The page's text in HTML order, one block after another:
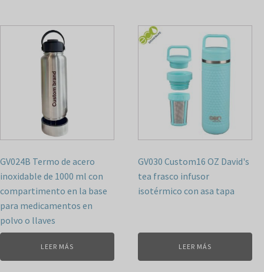
GV024B Termo de acero
inoxidable de 1000 ml con
compartimento en la base
para medicamentos en
polvo o llaves
LEER MÁS
GV030 Custom16 OZ David's
tea frasco infusor
isotérmico con asa tapa
LEER MÁS